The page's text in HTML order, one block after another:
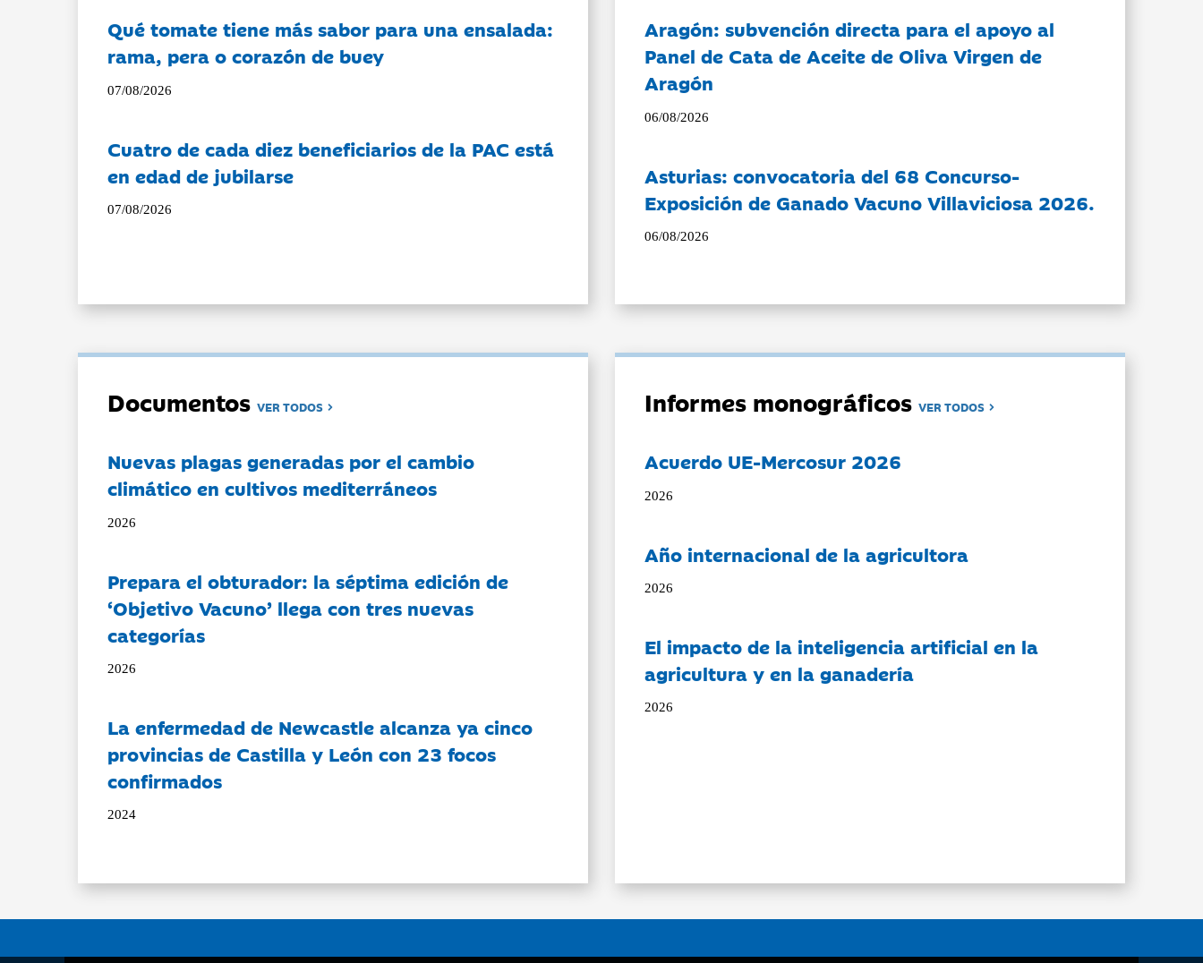
Qué tomate tiene más sabor para una ensalada:
rama, pera o corazón de buey
07/08/2026
Cuatro de cada diez beneficiarios de la PAC está
en edad de jubilarse
07/08/2026
Aragón: subvención directa para el apoyo al
Panel de Cata de Aceite de Oliva Virgen de
Aragón
06/08/2026
Asturias: convocatoria del 68 Concurso-
Exposición de Ganado Vacuno Villaviciosa 2026.
06/08/2026
DocumentosVER TODOS
Nuevas plagas generadas por el cambio
climático en cultivos mediterráneos
2026
Prepara el obturador: la séptima edición de
‘Objetivo Vacuno’ llega con tres nuevas
categorías
2026
La enfermedad de Newcastle alcanza ya cinco
provincias de Castilla y León con 23 focos
confirmados
2024
Informes monográficosVER TODOS
Acuerdo UE-Mercosur 2026
2026
Año internacional de la agricultora
2026
El impacto de la inteligencia artificial en la
agricultura y en la ganadería
2026